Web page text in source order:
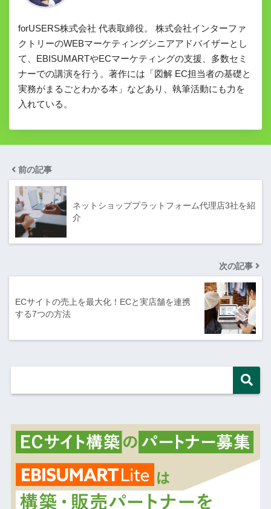
forUSERS株式会社 代表取締役。 株式会社インターファ
クトリーのWEBマーケティングシニアアドバイザーとし
て、EBISUMARTやECマーケティングの支援、多数セミ
ナーでの講演を行う。著作には「図解 EC担当者の基礎と
実務がまるごとわかる本」などあり、執筆活動にも力を
入れている。
前の記事
ネットショッププラットフォーム代理店3社を紹
介
次の記事
ECサイトの売上を最大化！ECと実店舗を連携
する7つの方法